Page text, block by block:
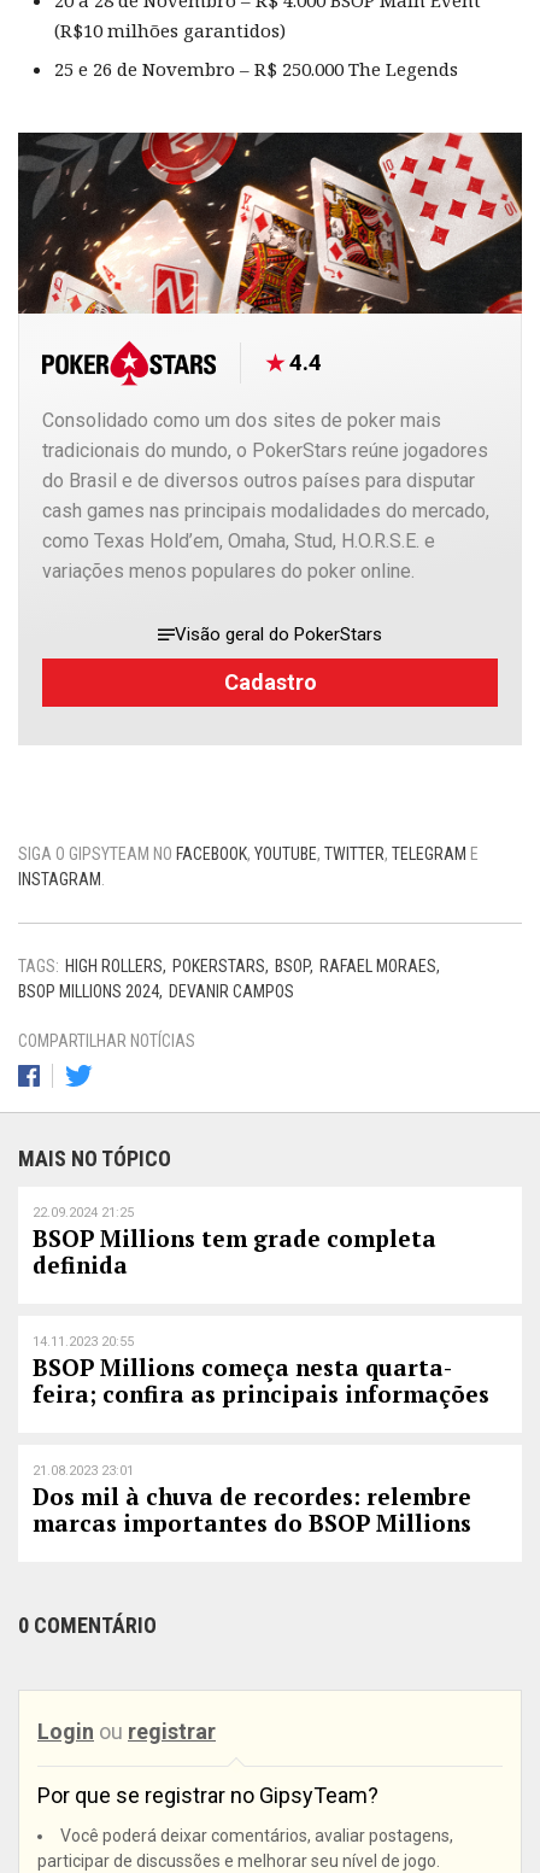
(R$10 milhões garantidos)
25 e 26 de Novembro – R$ 250.000 The Legends
4.4
Consolidado como um dos sites de poker mais
tradicionais do mundo, o PokerStars reúne jogadores
do Brasil e de diversos outros países para disputar
cash games nas principais modalidades do mercado,
como Texas Hold’em, Omaha, Stud, H.O.R.S.E. e
variações menos populares do poker online.
Visão geral do PokerStars
Cadastro
SIGA O GIPSYTEAM NO FACEBOOK, YOUTUBE, TWITTER, TELEGRAM E
INSTAGRAM.
TAGS: HIGH ROLLERS POKERSTARS BSOP
RAFAEL MORAES
BSOP MILLIONS 2024
DEVANIR CAMPOS
COMPARTILHAR NOTÍCIAS
MAIS NO TÓPICO
22.09.2024 21:25
BSOP Millions tem grade completa
definida
14.11.2023 20:55
BSOP Millions começa nesta quarta-
feira; confira as principais informações
21.08.2023 23:01
Dos mil à chuva de recordes: relembre
marcas importantes do BSOP Millions
0 COMENTÁRIO
Login ou registrar
Por que se registrar no GipsyTeam?
Você poderá deixar comentários, avaliar postagens,
participar de discussões e melhorar seu nível de jogo.